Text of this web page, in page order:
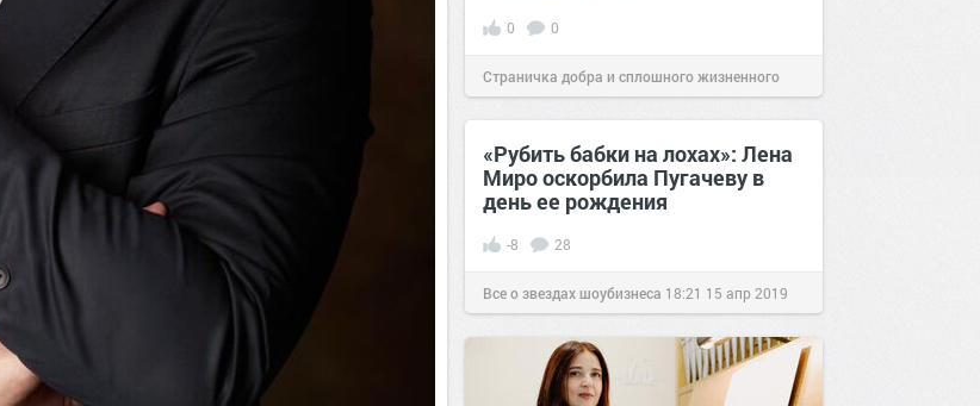
0 0
Страничка добра и сплошного жизненного
позитива!14:4325 май 2022
«Рубить бабки на лохах»: Лена
Миро оскорбила Пугачеву в
день ее рождения
-8 28
Все о звездах шоубизнеса 18:21 15 апр 2019